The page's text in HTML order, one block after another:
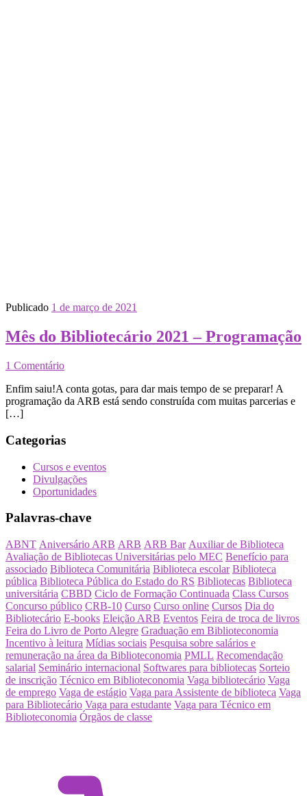
Publicado 1 de março de 2021
Mês do Bibliotecário 2021 – Programação
1 Comentário
Enfim saiu!A conta gotas, para dar mais tempo de se preparar! A
programação da ARB está sendo construída com muitas parcerias e
[…]
Categorias
Cursos e eventos
Divulgações
Oportunidades
Palavras-chave
ABNT Aniversário ARB ARB ARB Bar Auxiliar de Biblioteca
Avaliação de Bibliotecas Universitárias pelo MEC Benefício para
associado Biblioteca Comunitária Biblioteca escolar Biblioteca
pública Biblioteca Pública do Estado do RS Bibliotecas Biblioteca
universitária CBBD Ciclo de Formação Continuada Class Cursos
Concurso público CRB-10 Curso Curso online Cursos Dia do
Bibliotecário E-books Eleição ARB Eventos Feira de troca de livros
Feira do Livro de Porto Alegre Graduação em Biblioteconomia
Incentivo à leitura Mídias sociais Pesquisa sobre salários e
remuneração na área da Biblioteconomia PMLL Recomendação
salarial Seminário internacional Softwares para bibliotecas Sorteio
de inscrição Técnico em Biblioteconomia Vaga bibliotecário Vaga
de emprego Vaga de estágio Vaga para Assistente de biblioteca Vaga
para Bibliotecário Vaga para estudante Vaga para Técnico em
Biblioteconomia Órgãos de classe